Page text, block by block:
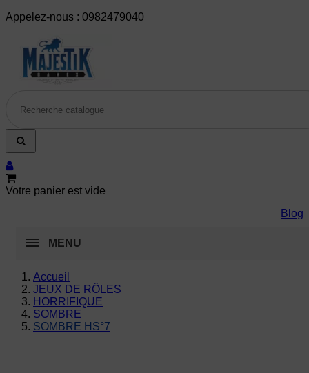
Appelez-nous : 0982479040
Votre panier est vide
Blog
MENU
Accueil
JEUX DE RÔLES
HORRIFIQUE
SOMBRE
SOMBRE HS°7